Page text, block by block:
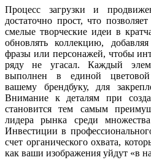
Процесс загрузки и
достаточно прост, что
смелые творческие идеи в
обновлять коллекцию,
фразы или персонажей, чтобы
ряду не угасал. Каждый
выполнен в единой цветовой
вашему брендбуку, для
Внимание к деталям при
становится тем самым
лидера рынка среди
Инвестиции в
счет органического охвата,
как ваши изображения уйдут «в